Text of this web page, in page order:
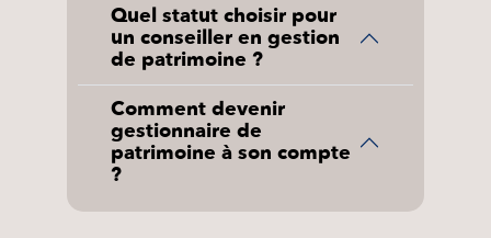
Quel statut choisir pour
un conseiller en gestion
de patrimoine ?
Comment devenir
gestionnaire de
patrimoine à son compte
?